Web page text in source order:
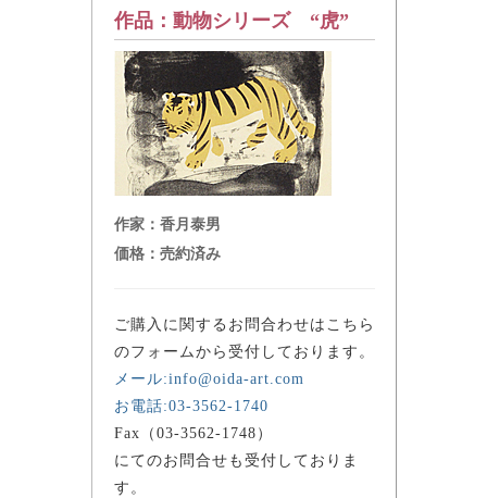
作品： 動物シリーズ “虎”
作家： 香月泰男
価格： 売約済み
ご購入に関するお問合わせはこちら
のフォームから受付しております。
メール:info@oida-art.com
お電話:03-3562-1740
Fax（03-3562-1748）
にてのお問合せも受付しておりま
す。